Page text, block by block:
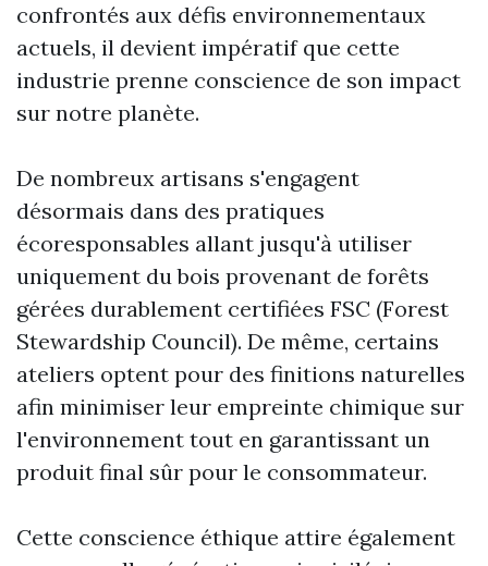
confrontés aux défis environnementaux
actuels, il devient impératif que cette
industrie prenne conscience de son impact
sur notre planète.
De nombreux artisans s'engagent
désormais dans des pratiques
écoresponsables allant jusqu'à utiliser
uniquement du bois provenant de forêts
gérées durablement certifiées FSC (Forest
Stewardship Council). De même, certains
ateliers optent pour des finitions naturelles
afin minimiser leur empreinte chimique sur
l'environnement tout en garantissant un
produit final sûr pour le consommateur.
Cette conscience éthique attire également